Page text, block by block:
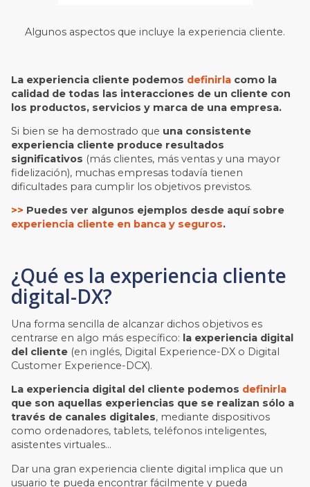
Algunos aspectos que incluye la experiencia cliente.
La experiencia cliente podemos definirla como la
calidad de todas las interacciones de un cliente con
los productos, servicios y marca de una empresa.
Si bien se ha demostrado que una consistente
experiencia cliente produce resultados
significativos (más clientes, más ventas y una mayor
fidelización), muchas empresas todavía tienen
dificultades para cumplir los objetivos previstos.
>> Puedes ver algunos ejemplos desde aquí sobre
experiencia cliente en banca y seguros.
¿Qué es la experiencia cliente
digital-DX?
Una forma sencilla de alcanzar dichos objetivos es
centrarse en algo más específico: la experiencia digital
del cliente (en inglés, Digital Experience-DX o Digital
Customer Experience-DCX).
La experiencia digital del cliente podemos definirla
que son aquellas experiencias que se realizan sólo a
través de canales digitales, mediante dispositivos
como ordenadores, tablets, teléfonos inteligentes,
asistentes virtuales…
Dar una gran experiencia cliente digital implica que un
usuario te pueda encontrar fácilmente y pueda